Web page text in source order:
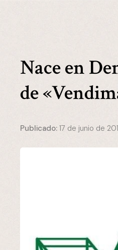
Nace en
de
Publicado: 17 de junio de